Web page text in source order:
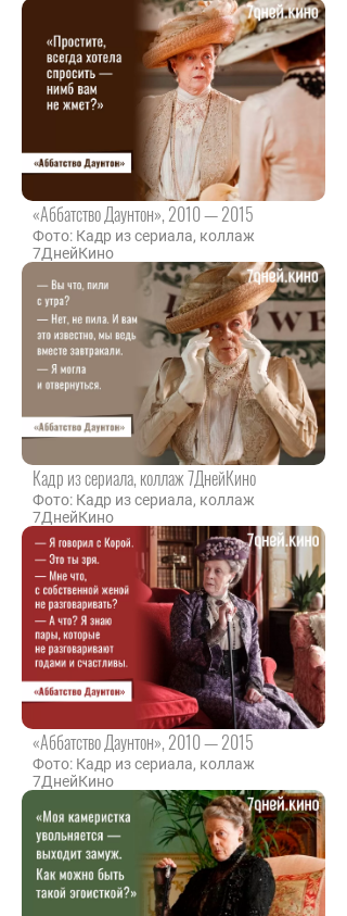
«Аббатство Даунтон», 2010 — 2015
Фото: Кадр из сериала, коллаж
7ДнейКино
Кадр из сериала, коллаж 7ДнейКино
Фото: Кадр из сериала, коллаж
7ДнейКино
«Аббатство Даунтон», 2010 — 2015
Фото: Кадр из сериала, коллаж
7ДнейКино